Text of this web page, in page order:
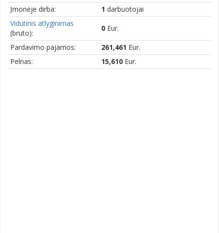
Įmonėje dirba:
1 darbuotojai
Vidutinis atlyginimas
(bruto):
0 Eur.
Pardavimo pajamos: 261,461 Eur.
Pelnas:
15,610 Eur.